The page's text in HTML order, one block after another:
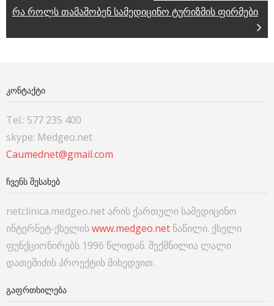
რა როლს თამაშობენ სამედიცინო ტურიზმის ფირმები
ᲙᲝᲜᲢᲐᲥᲢᲘ
Tel.: 577 235 400
skype: Medgeo.net
Caumednet@gmail.com
ᲩᲕᲔᲜᲡ ᲨᲔᲡᲐᲮᲔᲑ
netclinica.medgeo.net არის ქართული სამედიცინო
ინტერნეტ-ქსელისwww.medgeo.net ნაწილი. ქსელი
ფუნქციონირებს 1996 წლიდან. შექმნილია ლალი
დათეშიძის პროექტის მიხედვით.
ᲒᲐᲤᲠᲗᲮᲘᲚᲔᲑᲐ